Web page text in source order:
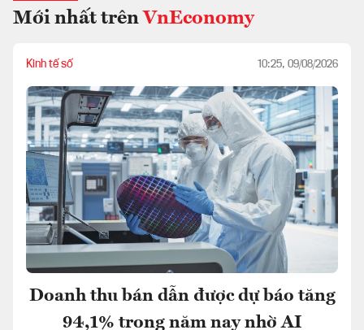
Mới nhất trên VnEconomy
Kinh tế số 10:25, 09/08/2026
Doanh thu bán dẫn được dự báo tăng
94,1% trong năm nay nhờ AI